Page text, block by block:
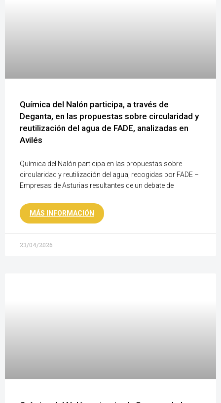
Química del Nalón participa, a través de
Deganta, en las propuestas sobre circularidad y
reutilización del agua de FADE, analizadas en
Avilés
Química del Nalón participa en las propuestas sobre
circularidad y reutilización del agua, recogidas por FADE –
Empresas de Asturias resultantes de un debate de
MÁS INFORMACIÓN
23/04/2026